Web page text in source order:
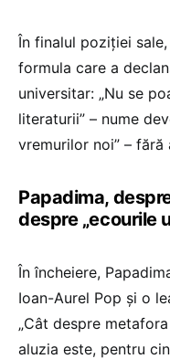
În finalul poziției
formula care a
universitar: „Nu se
literaturii” – nume
vremurilor noi” – fără
Papadima,
despre „ecourile
În încheiere,
Ioan-Aurel Pop și o
„Cât despre
aluzia este, pentru